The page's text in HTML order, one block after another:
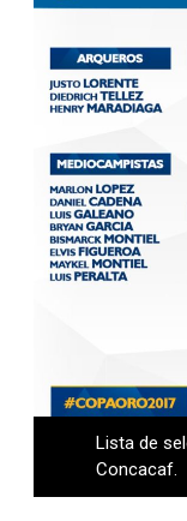
Lista de
Concacaf.